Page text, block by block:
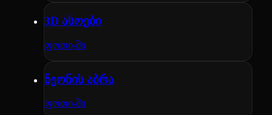
3D ასოები
ფოთი-ში
ნეონის აბრა
ფოთი-ში